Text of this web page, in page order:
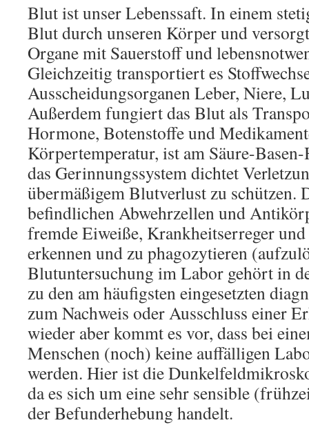
Blut ist unser Lebenssaft. In einem
Blut durch unseren Körper und
Organe mit Sauerstoff und
Gleichzeitig transportiert es
Ausscheidungsorganen Leber, Niere,
Außerdem fungiert das Blut als
Hormone, Botenstoffe und
Körpertemperatur, ist am Säure-
das Gerinnungssystem dichtet
übermäßigem Blutverlust zu schützen.
befindlichen Abwehrzellen und
fremde Eiweiße, Krankheitserreger
erkennen und zu phagozytieren
Blutuntersuchung im Labor gehört in
zu den am häufigsten eingesetzten
zum Nachweis oder Ausschluss einer
wieder aber kommt es vor, dass bei
Menschen (noch) keine auffälligen
werden. Hier ist die
da es sich um eine sehr sensible
der Befunderhebung handelt.